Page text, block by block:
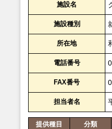
施設名
施設種別
所在地
電話番号
FAX番号
担当者名
提供種目 分類